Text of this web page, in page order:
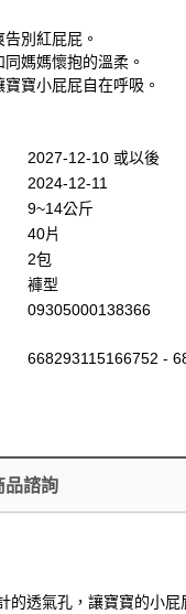
別紅屁屁。
媽媽懷抱的溫柔。
寶小屁屁自在呼吸。
2027-12-10 或以後
2024-12-11
9~14公斤
40片
2包
褲型
09305000138366
668293115166752 -
品諮詢
透氣孔，讓寶寶的小